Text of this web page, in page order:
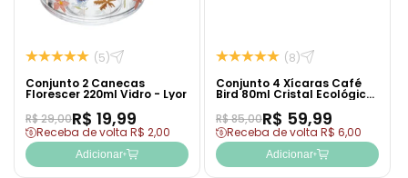
(5)
Conjunto 2 Canecas
Florescer 220ml Vidro - Lyor
R$ 29,00R$ 19,99
Receba de volta R$ 2,00
Adicionar
(8)
Conjunto 4 Xícaras Café
Bird 80ml Cristal Ecológico
R$ 85,00R$ 59,99
Receba de volta R$ 6,00
Adicionar